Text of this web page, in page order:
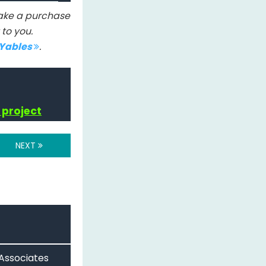
a purchase
you.
.
project
NEXT